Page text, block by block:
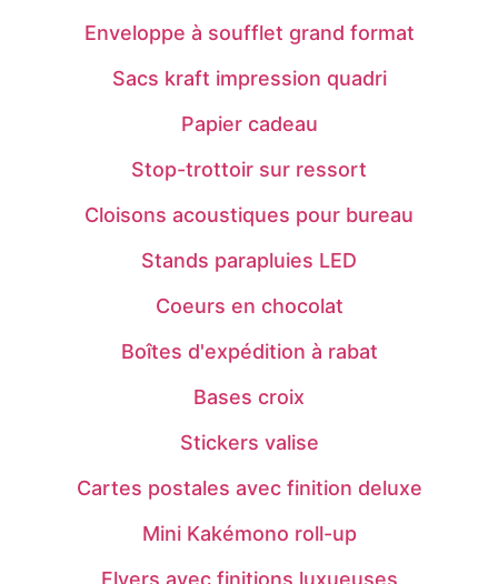
Enveloppe à soufflet grand format
Sacs kraft impression quadri
Papier cadeau
Stop-trottoir sur ressort
Cloisons acoustiques pour bureau
Stands parapluies LED
Coeurs en chocolat
Boîtes d'expédition à rabat
Bases croix
Stickers valise
Cartes postales avec finition deluxe
Mini Kakémono roll-up
Flyers avec finitions luxueuses